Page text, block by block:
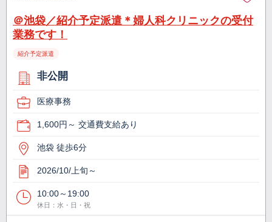
＠池袋／紹介予定派遣＊婦人科クリニックの受付
業務です！
紹介予定派遣
非公開
医療事務
1,600円～ 交通費支給あり
池袋 徒歩6分
2026/10/上旬～
10:00～19:00
休日：水・日・祝